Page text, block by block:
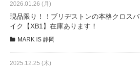
オリジナル自転車
PB全車種カタログ
2026.01.26 (月)
現品限り！！ブリヂストンの本格クロスバ
イク【XB1】在庫あります！
MARK IS 静岡
2025.12.25 (木)